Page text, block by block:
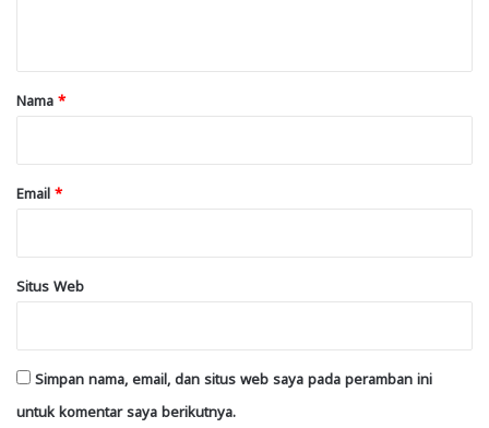
rNama *
Email *
Situs Web
Simpan nama, email, dan situs web saya pada peramban ini
untuk komentar saya berikutnya.